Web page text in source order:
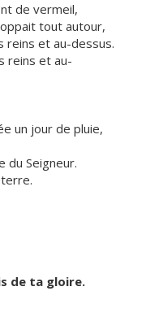
de vermeil,
tout autour,
reins et au-dessus.
reins et au-
un jour de pluie,
du Seigneur.
de ta gloire.